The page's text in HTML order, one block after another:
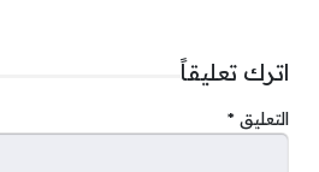
اترك تعليقاً
التعليق *